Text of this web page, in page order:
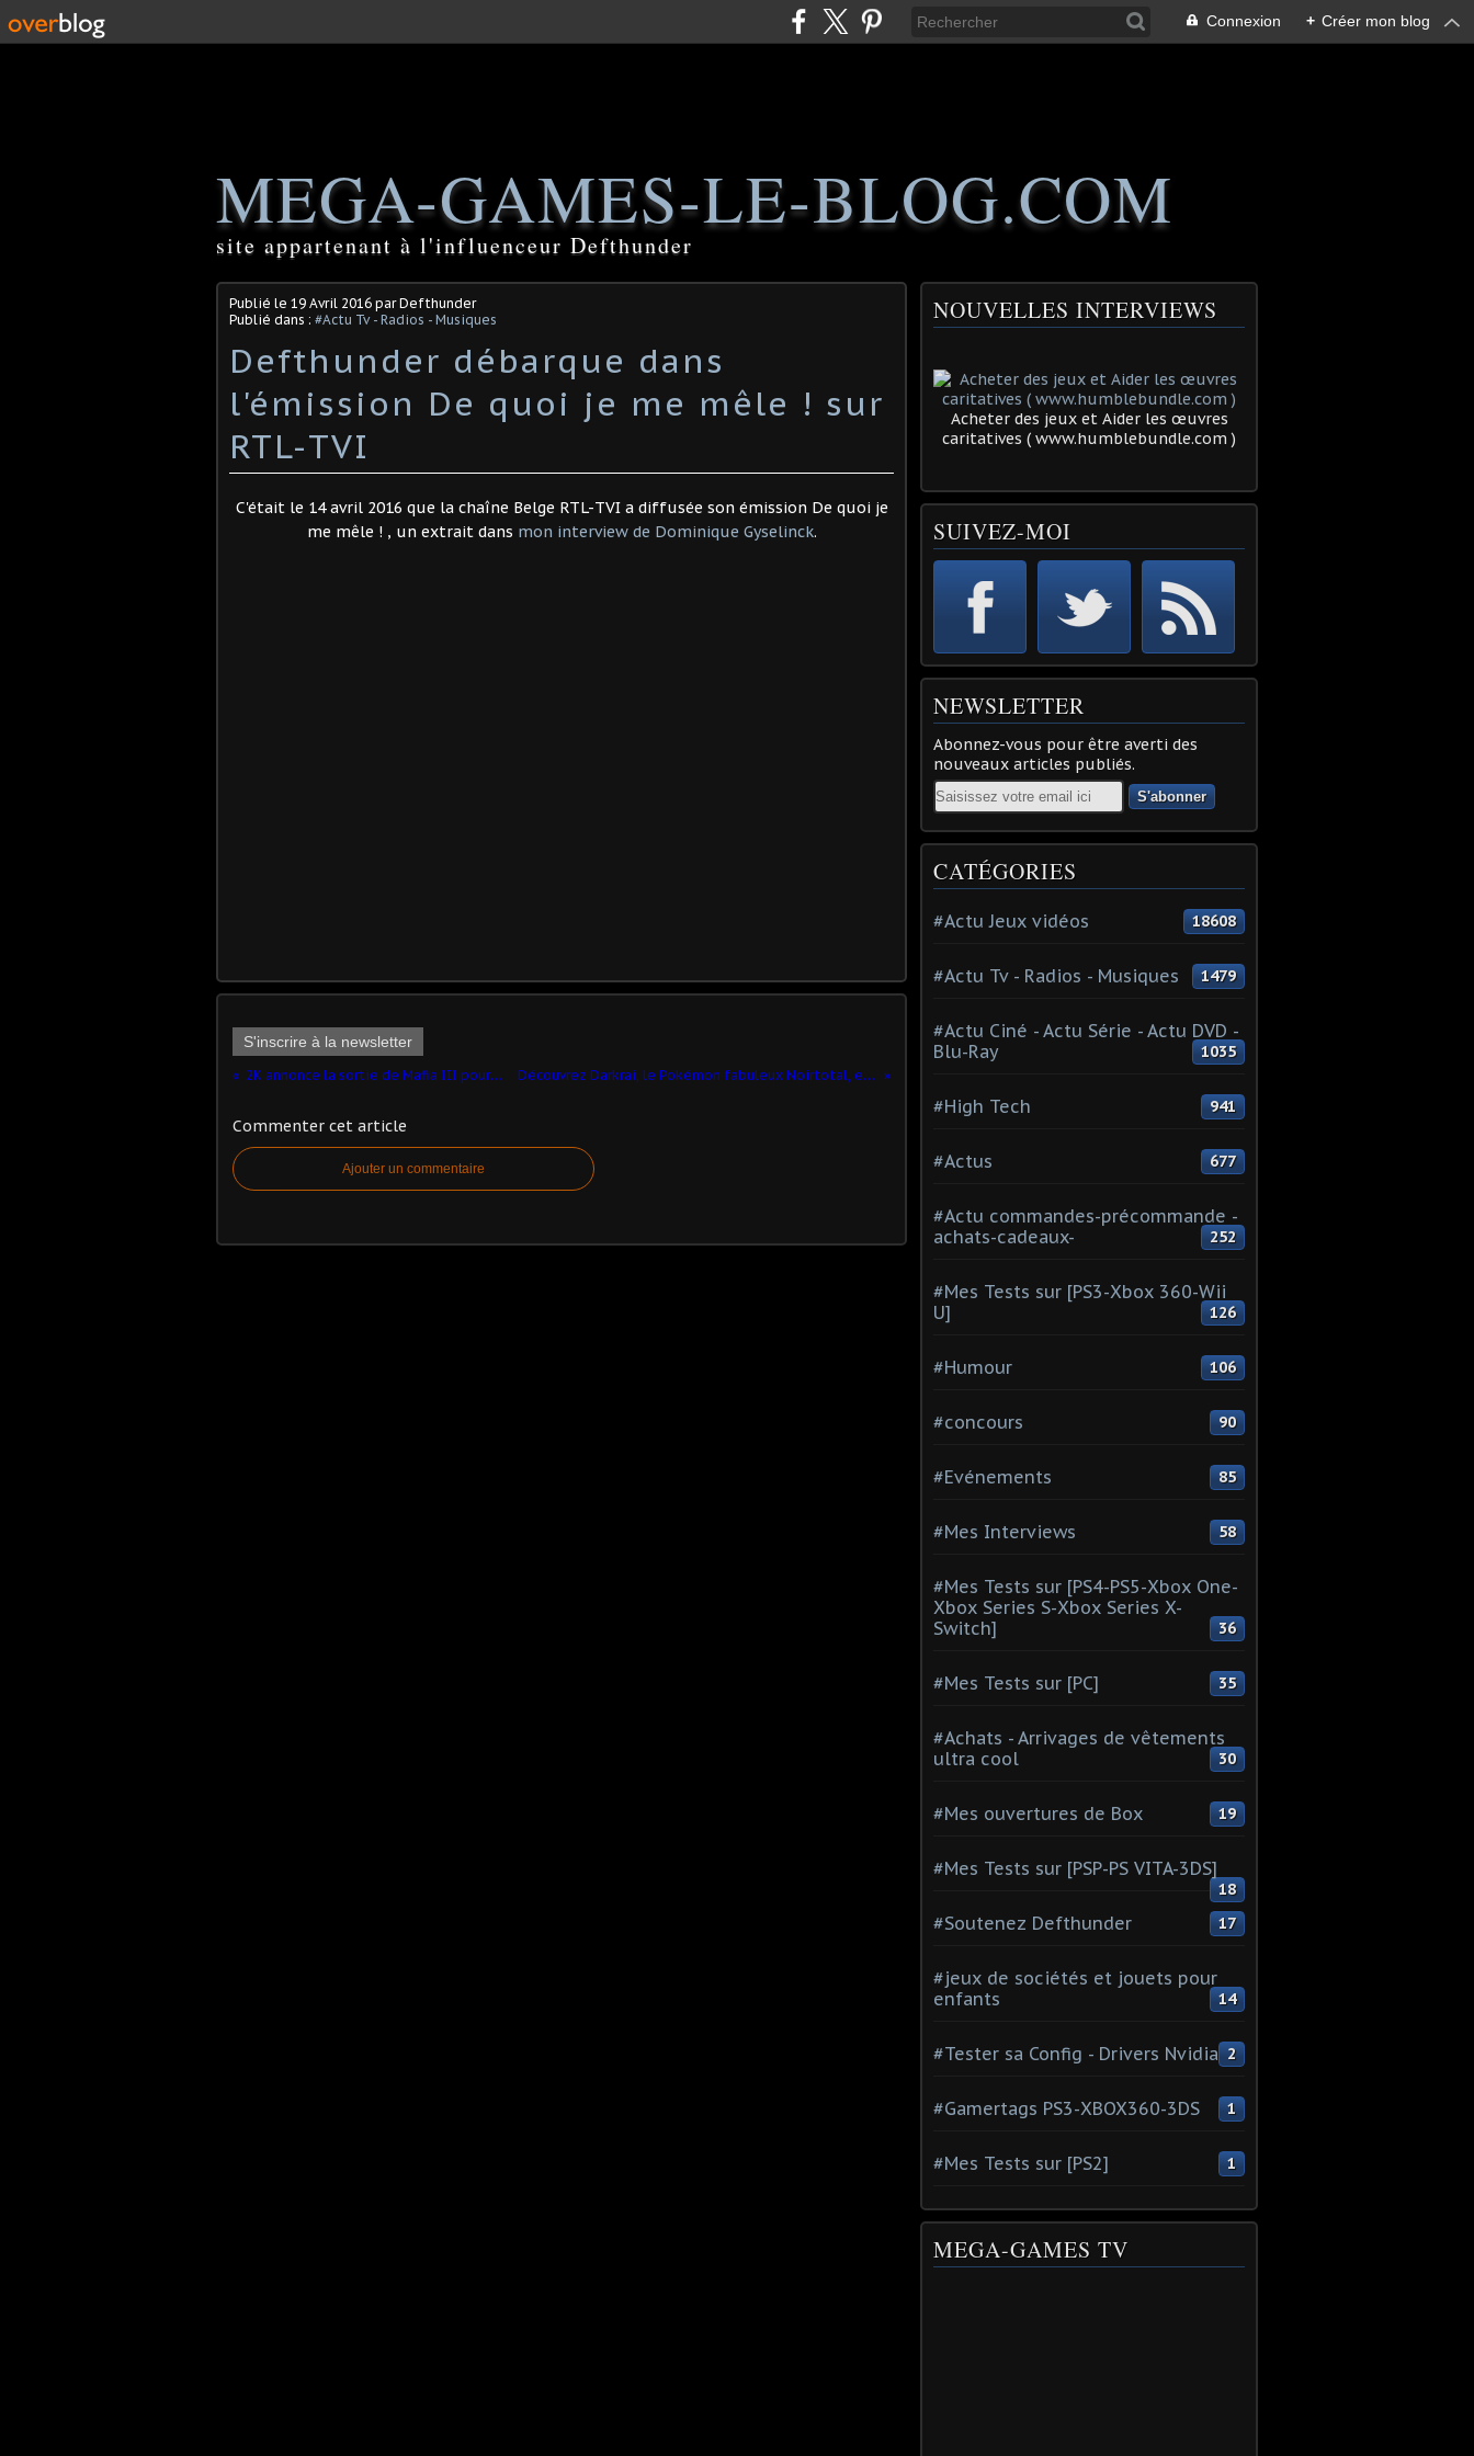
Connexion + Créer mon blog
MEGA-GAMES-LE-BLOG.COM
site appartenant à l'influenceur Defthunder
Publié le 19 Avril 2016 par Defthunder
Publié dans : #Actu Tv - Radios - Musiques
Defthunder débarque dans
l'émission De quoi je me mêle ! sur
RTL-TVI
C'était le 14 avril 2016 que la chaîne Belge RTL-TVI a diffusée son émission De quoi je
me mêle ! , un extrait dans mon interview de Dominique Gyselinck.
S'inscrire à la newsletter
2K annonce la sortie de Mafia III pour le 7 octobre 2016‏ Découvrez Darkrai, le Pokémon fabuleux Noirtotal, en mai chez Micromania !‏
Commenter cet article
Ajouter un commentaire
NOUVELLES INTERVIEWS
Acheter des jeux et Aider les œuvres
caritatives ( www.humblebundle.com )
SUIVEZ-MOI
NEWSLETTER
Abonnez-vous pour être averti des
nouveaux articles publiés.
Email
CATÉGORIES
#Actu Jeux vidéos 18608
#Actu Tv - Radios - Musiques 1479
#Actu Ciné - Actu Série - Actu DVD -
Blu-Ray
1035
#High Tech 941
#Actus 677
#Actu commandes-précommande -
achats-cadeaux-
252
#Mes Tests sur [PS3-Xbox 360-Wii
U]
126
#Humour 106
#concours 90
#Evénements 85
#Mes Interviews 58
#Mes Tests sur [PS4-PS5-Xbox One-
Xbox Series S-Xbox Series X-
Switch]
36
#Mes Tests sur [PC] 35
#Achats - Arrivages de vêtements
ultra cool
30
#Mes ouvertures de Box 19
#Mes Tests sur [PSP-PS VITA-3DS]
18
#Soutenez Defthunder 17
#jeux de sociétés et jouets pour
enfants
14
#Tester sa Config - Drivers Nvidia 2
#Gamertags PS3-XBOX360-3DS 1
#Mes Tests sur [PS2] 1
MEGA-GAMES TV